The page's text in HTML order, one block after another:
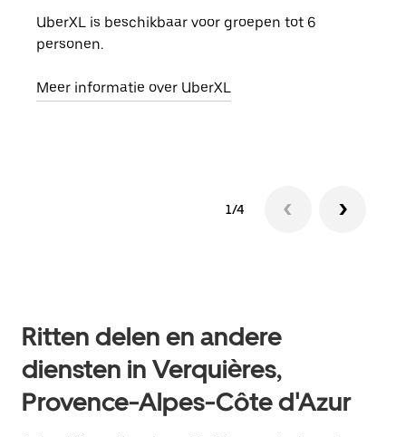
UberXL is beschikbaar voor groepen tot 6
personen.
Meer informatie over UberXL
1/4
Ritten delen en andere
diensten in Verquières,
Provence-Alpes-Côte d'Azur